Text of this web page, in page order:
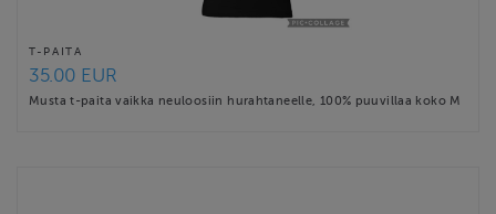
T-PAITA
35.00 EUR
Musta t-paita vaikka neuloosiin hurahtaneelle, 100% puuvillaa koko M